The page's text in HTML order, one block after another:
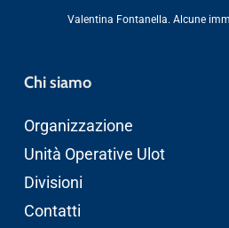
Valentina Fontanella. Alcune
Chi siamo
Organizzazione
Unità Operative Ulot
Divisioni
Contatti